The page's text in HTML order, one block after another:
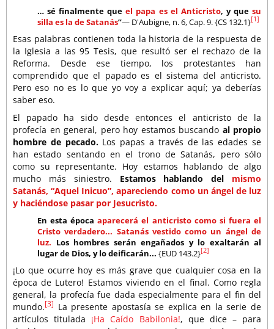
… sé finalmente queel papa es el Anticristo, y quesu
silla es la de Satanás”— D'Aubigne, n. 6, Cap. 9. {CS 132.1}[1]
Esas palabras contienen toda la historia de la respuesta de
la Iglesia a las 95 Tesis, que resultó ser el rechazo de la
Reforma. Desde ese tiempo, los protestantes han
comprendido que el papado es el sistema del anticristo.
Pero eso no es lo que yo voy a explicar aquí; ya deberías
saber eso.
El papado ha sido desde entonces el anticristo de la
profecía en general, pero hoy estamos buscando al propio
hombre de pecado.Los papas a través de las edades se
han estado sentando en el trono de Satanás, pero sólo
como su representante. Hoy estamos hablando de algo
mucho más siniestro. Estamos hablando del mismo
Satanás, “Aquel Inicuo”, apareciendo como un ángel de luz
y haciéndose pasar por Jesucristo.
En esta épocaaparecerá el anticristo como si fuera el
Cristo verdadero... Satanás vestido como un ángel de
luz. Los hombres serán engañados y lo exaltarán al
lugar de Dios, y lo deificarán... {EUD 143.2}[2]
¡Lo que ocurre hoy es más grave que cualquier cosa en la
época de Lutero! Estamos viviendo en el final. Como regla
general, la profecía fue dada especialmente para el fin del
mundo.[3] La presente apostasía se explica en la serie de
artículos titulada ¡Ha Caído Babilonia!, que dice – para